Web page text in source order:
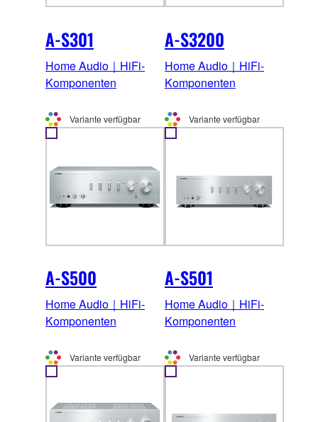
A-S301
Home Audio｜HiFi-
Komponenten
Variante verfügbar
A-S3200
Home Audio｜HiFi-
Komponenten
Variante verfügbar
A-S500
Home Audio｜HiFi-
Komponenten
Variante verfügbar
A-S501
Home Audio｜HiFi-
Komponenten
Variante verfügbar